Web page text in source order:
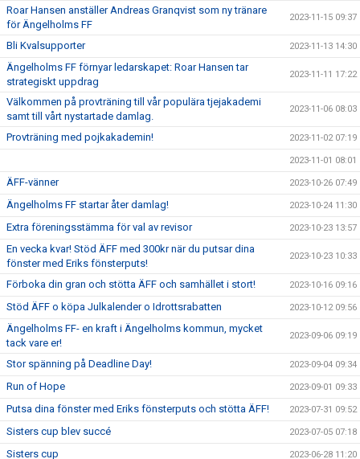
Roar Hansen anställer Andreas Granqvist som ny tränare
för Ängelholms FF
2023-11-15 09:37
Bli Kvalsupporter 2023-11-13 14:30
Ängelholms FF förnyar ledarskapet: Roar Hansen tar
strategiskt uppdrag
2023-11-11 17:22
Välkommen på provträning till vår populära tjejakademi
samt till vårt nystartade damlag.
2023-11-06 08:03
Provträning med pojkakademin! 2023-11-02 07:19
2023-11-01 08:01
ÄFF-vänner 2023-10-26 07:49
Ängelholms FF startar åter damlag! 2023-10-24 11:30
Extra föreningsstämma för val av revisor 2023-10-23 13:57
En vecka kvar! Stöd ÄFF med 300kr när du putsar dina
fönster med Eriks fönsterputs!
2023-10-23 10:33
Förboka din gran och stötta ÄFF och samhället i stort! 2023-10-16 09:16
Stöd ÄFF o köpa Julkalender o Idrottsrabatten 2023-10-12 09:56
Ängelholms FF- en kraft i Ängelholms kommun, mycket
tack vare er!
2023-09-06 09:19
Stor spänning på Deadline Day! 2023-09-04 09:34
Run of Hope 2023-09-01 09:33
Putsa dina fönster med Eriks fönsterputs och stötta ÄFF! 2023-07-31 09:52
Sisters cup blev succé 2023-07-05 07:18
Sisters cup 2023-06-28 11:20